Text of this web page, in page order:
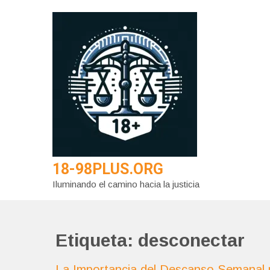
18-98PLUS.ORG
Iluminando el camino hacia la justicia
Etiqueta: desconectar